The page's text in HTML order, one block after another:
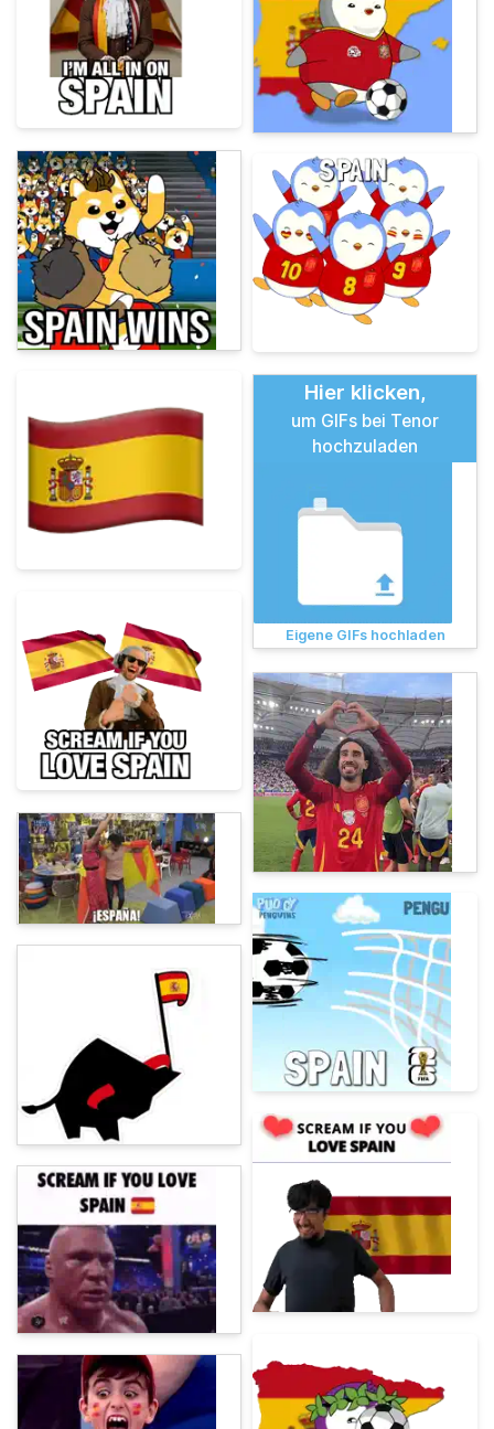
Hier klicken,
um GIFs bei Tenor
hochzuladen
Eigene GIFs hochladen